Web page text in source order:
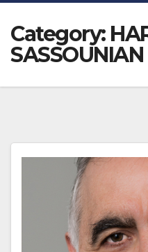
Category:
SASSOUNIAN